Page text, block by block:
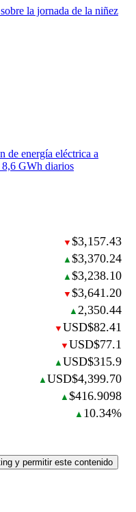
la jornada de la niñez
de energía eléctrica a
GWh diarios
▼ $3,157.43
▲ $3,370.24
▲ $3,238.10
▼ $3,641.20
▲ 2,350.44
▼ USD$82.41
▼ USD$77.1
▲ USD$315.9
▲ USD$4,399.70
▲ $416.9098
▲ 10.34%
y permitir este contenido